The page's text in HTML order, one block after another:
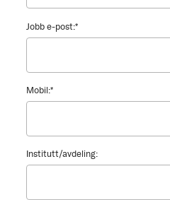
Jobb e-post:*
Mobil:*
Institutt/avdeling: